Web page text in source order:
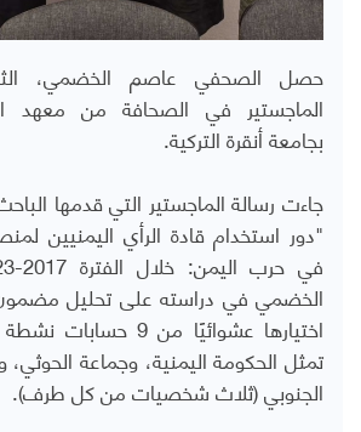
حصل الصحفي عاصم الخضمي،
الماجستير في الصحافة من معهد
بجامعة أنقرة التركية.
جاءت رسالة الماجستير التي قدمها
"دور استخدام قادة الرأي اليمنيين
اختيارها عشوائيًا من
تمثل الحكومة اليمنية، وجماعة الحوثي،
الجنوبي (ثلاث شخصيات من كل طرف).